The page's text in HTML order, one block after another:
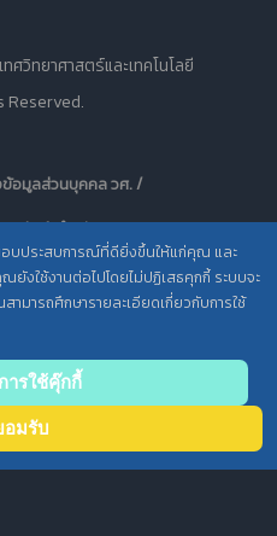
อบประสบการณ์ที่ดียิ่งขึ้นให้แก่คุณ และ
งใช้งานต่อไปโดยไม่ปฏิเสธคุกกี้ ระบบจะ
มารถศึกษารายละเอียดเกี่ยวกับการใช้
ารใช้คุ๊กกี้
อมรับ
วิทยาศาสตร์และเทคโนโลยี
Reserved.
อมูลส่วนบุคคล วศ. /
สำหรับการบริการสารสนเทศ
to top